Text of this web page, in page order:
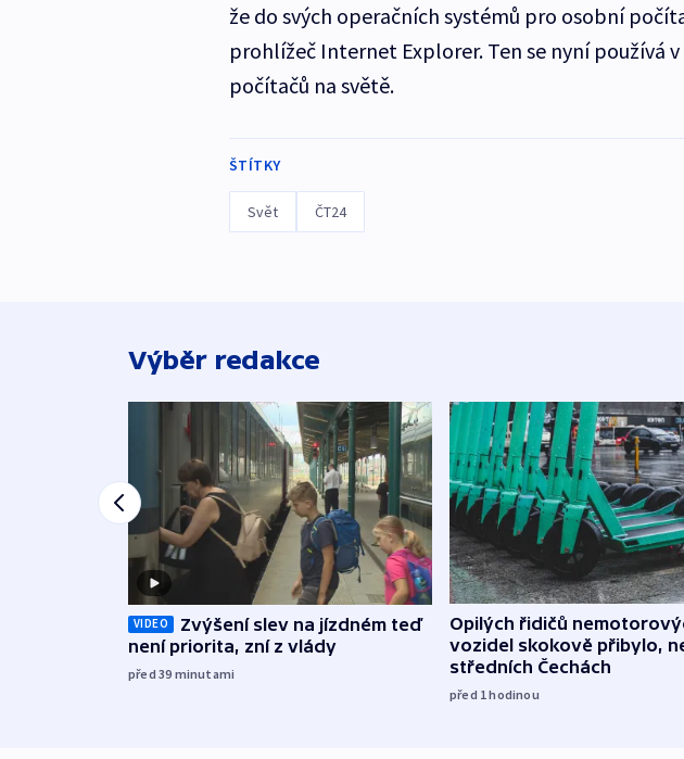
že do svých operačních systémů pro osobní
prohlížeč Internet Explorer. Ten se nyní používá
počítačů na světě.
ŠTÍTKY
Svět ČT24
Výběr redakce
VIDEO
Zvýšení slev na jízdném teď
není priorita, zní z vlády
před 39 minutami
Opilých řidičů
vozidel skokově přibylo,
středních Čechách
před 1hodinou